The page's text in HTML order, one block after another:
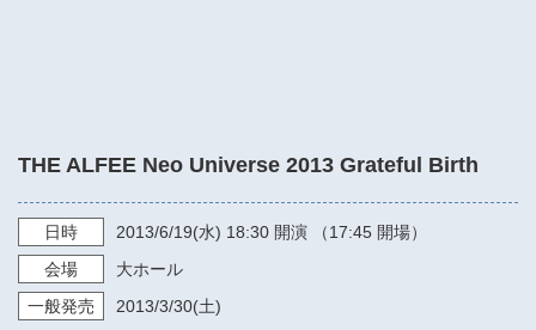
THE ALFEE Neo Universe 2013 Grateful Birth
日時 2013/6/19(水) 18:30 開演 （17:45 開場）
会場
大ホール
一般発売
2013/3/30(土)